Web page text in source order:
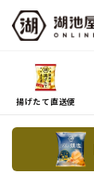
揚げたて直送便